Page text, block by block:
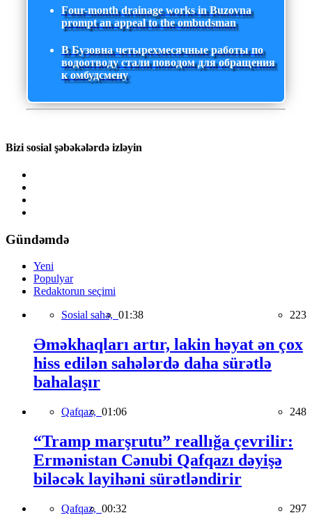
Four-month drainage works in Buzovna
prompt an appeal to the ombudsman
В Бузовна четырехмесячные работы по
водоотводу стали поводом для обращения
к омбудсмену
Bizi sosial şəbəkələrdə izləyin
Gündəmdə
Yeni
Populyar
Redaktorun seçimi
Sosial sahə, 01:38 223
Əməkhaqları artır, lakin həyat ən çox
hiss edilən sahələrdə daha sürətlə
bahalaşır
Qafqaz, 01:06 248
“Tramp marşrutu” reallığa çevrilir:
Ermənistan Cənubi Qafqazı dəyişə
biləcək layihəni sürətləndirir
Qafqaz, 00:32 297